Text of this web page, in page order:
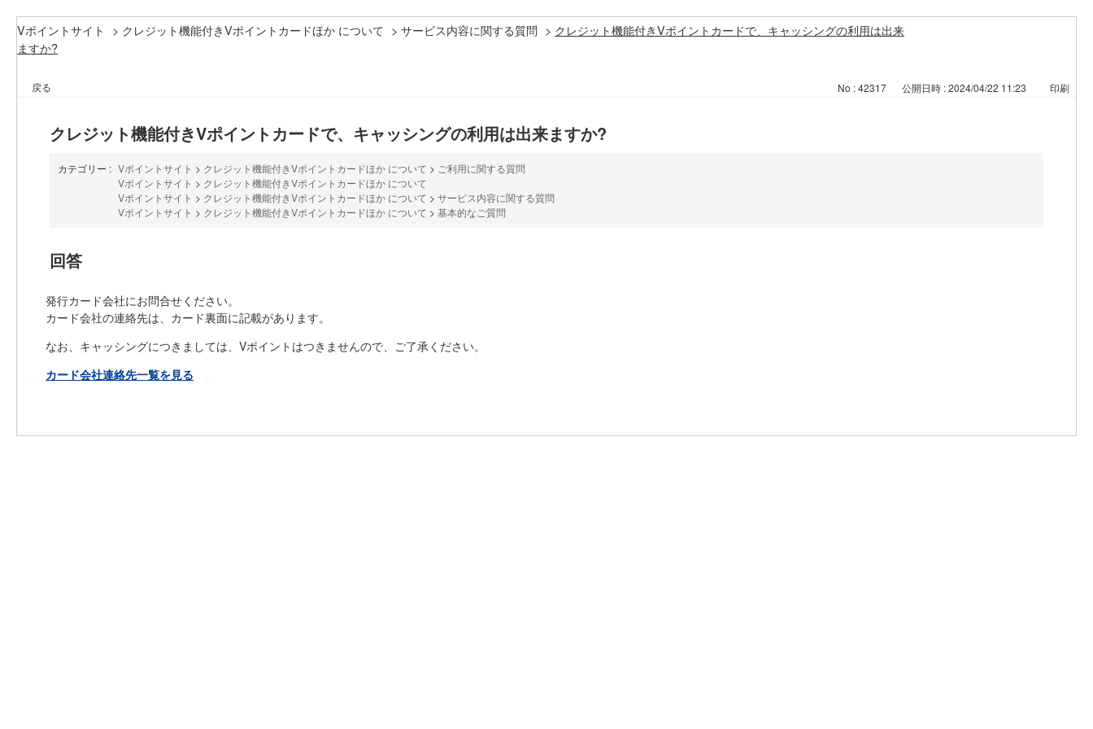
Vポイントサイト > クレジット機能付きVポイントカードほか について > サービス内容に関する質問 > クレジット機能付きVポイントカードで、キャッシングの利用は出来
ますか?
戻る No : 42317 公開日時 : 2024/04/22 11:23 印刷
クレジット機能付きVポイントカードで、キャッシングの利用は出来ますか?
カテゴリー : Vポイントサイト > クレジット機能付きVポイントカードほか について > ご利用に関する質問
Vポイントサイト > クレジット機能付きVポイントカードほか について
Vポイントサイト > クレジット機能付きVポイントカードほか について > サービス内容に関する質問
Vポイントサイト > クレジット機能付きVポイントカードほか について > 基本的なご質問
回答
発行カード会社にお問合せください。
カード会社の連絡先は、カード裏面に記載があります。
なお、キャッシングにつきましては、Vポイントはつきませんので、ご了承ください。
カード会社連絡先一覧を見る